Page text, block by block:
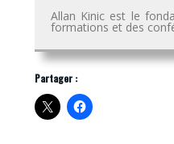
Allan Kinic est le
formations et des
Partager :